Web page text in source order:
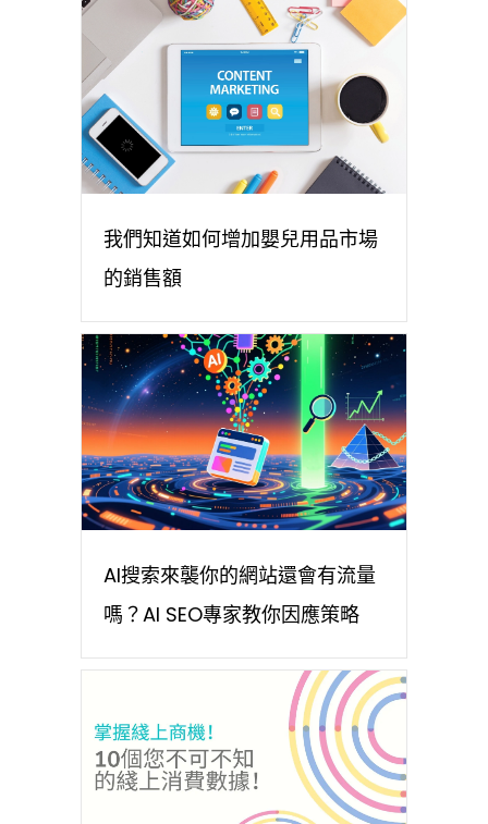
我們知道如何增加嬰兒用品市場
的銷售額
AI搜索來襲你的網站還會有流量
嗎？AI SEO專家教你因應策略